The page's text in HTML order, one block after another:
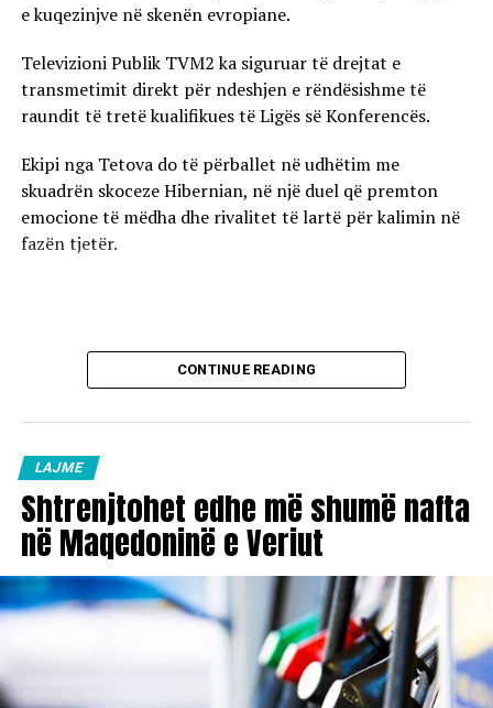
e kuqezinjve në skenën evropiane.
Televizioni Publik TVM2 ka siguruar të drejtat e
transmetimit direkt për ndeshjen e rëndësishme të
raundit të tretë kualifikues të Ligës së Konferencës.
Ekipi nga Tetova do të përballet në udhëtim me
skuadrën skoceze Hibernian, në një duel që premton
emocione të mëdha dhe rivalitet të lartë për kalimin në
fazën tjetër.
CONTINUE READING
LAJME
Shtrenjtohet edhe më shumë nafta
në Maqedoninë e Veriut